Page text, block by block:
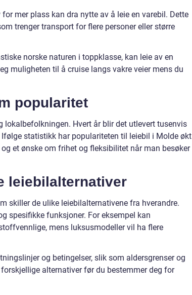
mer plass kan dra nytte av å leie en varebil. Dette
trenger transport for flere personer eller større
norske naturen i toppklasse, kan leie av en
muligheten til å cruise langs vakre veier mens du
popularitet
Hvert år blir det utlevert tusenvis
statistikk har populariteten til leiebil i Molde økt
et ønske om frihet og fleksibilitet når man besøker
leiebilalternativer
skiller de ulike leiebilalternativene fra hverandre.
spesifikke funksjoner. For eksempel kan
mens luksusmodeller vil ha flere
og betingelser, slik som aldersgrenser og
alternativer før du bestemmer deg for